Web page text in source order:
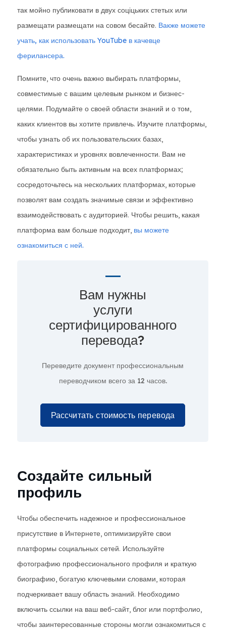
так мойно публиковати в двух соціцьких стетых или
размещати размещати на совом бесайте. Вакже можете
учать, как использовать YouTube в качевце
ферилансера.
Помните, что очень важно выбирать платформы,
совместимые с вашим целевым рынком и бизнес-
целями. Подумайте о своей области знаний и о том,
каких клиентов вы хотите привлечь. Изучите платформы,
чтобы узнать об их пользовательских базах,
характеристиках и уровнях вовлеченности. Вам не
обязательно быть активным на всех платформах;
сосредоточьтесь на нескольких платформах, которые
позволят вам создать значимые связи и эффективно
взаимодействовать с аудиторией. Чтобы решить, какая
платформа вам больше подходит, вы можете
ознакомиться с ней.
Вам нужны
услуги
сертифицированного
перевода?
Переведите документ профессиональным
переводчиком всего за 12 часов.
Рассчитать стоимость перевода
Создайте сильный
профиль
Чтобы обеспечить надежное и профессиональное
присутствие в Интернете, оптимизируйте свои
платформы социальных сетей. Используйте
фотографию профессионального профиля и краткую
биографию, богатую ключевыми словами, которая
подчеркивает вашу область знаний. Необходимо
включить ссылки на ваш веб-сайт, блог или портфолио,
чтобы заинтересованные стороны могли ознакомиться с